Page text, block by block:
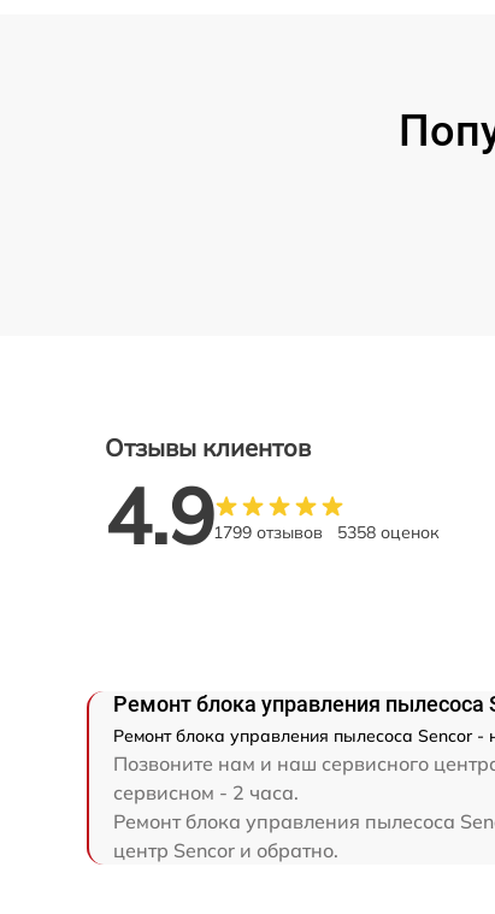
Отзывы клиентов
4.91799 отзывов 5358 оценок
Ремонт блока управления пылесоса
Ремонт блока управления пылесоса Sencor
Позвоните нам и наш сервисного
сервисном - 2 часа.
Ремонт блока управления пылесоса
центр Sencor и обратно.